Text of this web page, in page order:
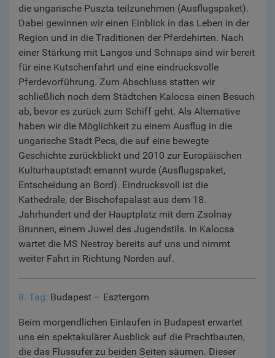
die ungarische Puszta teilzunehmen (Ausflugspaket).
Dabei gewinnen wir einen Einblick in das Leben in der
Region und in die Traditionen der Pferdehirten. Nach
einer Stärkung mit Langos und Schnaps sind wir bereit
für eine Kutschenfahrt und eine eindrucksvolle
Pferdevorführung. Zum Abschluss statten wir
schließlich noch dem Städtchen Kalocsa einen Besuch
ab, bevor es zurück zum Schiff geht. Als Alternative
haben wir die Möglichkeit zu einem Ausflug in die
ungarische Stadt Pecs, die auf eine bewegte
Geschichte zurückblickt und 2010 zur Europäischen
Kulturhauptstadt ernannt wurde (Ausflugspaket,
Entscheidung an Bord). Eindrucksvoll ist die
Kathedrale, der Bischofspalast aus dem 18.
Jahrhundert und der Hauptplatz mit dem Zsolnay
Brunnen, einem Juwel des Jugendstils. In Kalocsa
wartet die MS Nestroy bereits auf uns und nimmt
weiter Fahrt in Richtung Norden auf.
8. Tag: Budapest – Esztergom
Beim morgendlichen Einlaufen in Budapest erwartet
uns ein spektakulärer Ausblick auf die Prachtbauten,
die das Flussufer zu beiden Seiten säumen. Dieser